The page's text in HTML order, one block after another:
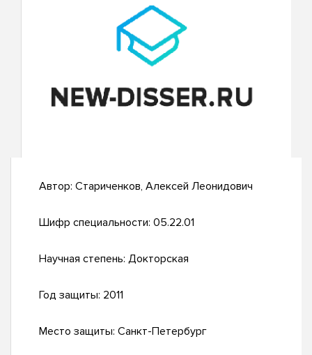
Автор: Стариченков, Алексей Леонидович
Шифр специальности: 05.22.01
Научная степень: Докторская
Год защиты: 2011
Место защиты: Санкт-Петербург